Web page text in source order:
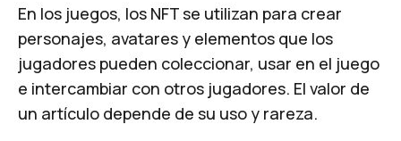
En los juegos, los NFT se utilizan para crear
personajes, avatares y elementos que los
jugadores pueden coleccionar, usar en el juego
e intercambiar con otros jugadores. El valor de
un artículo depende de su uso y rareza.